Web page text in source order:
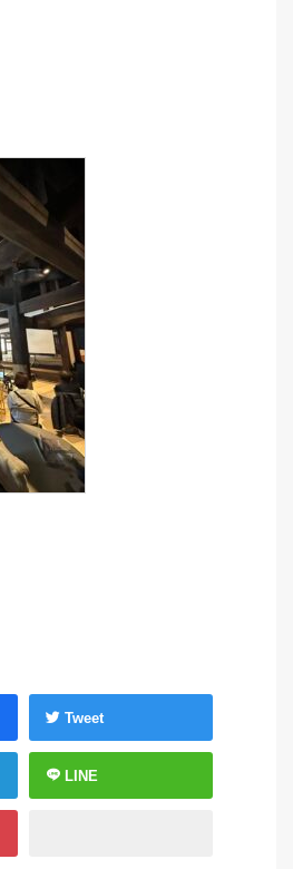
Tweet
LINE